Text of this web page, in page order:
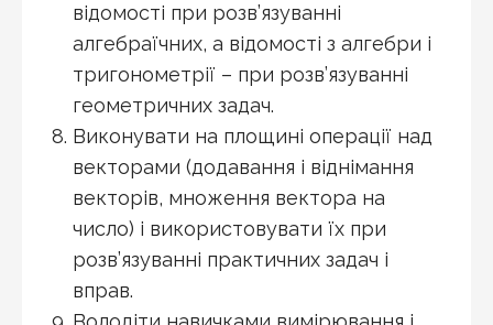
відомості при розв’язуванні
алгебраїчних, а відомості з алгебри і
тригонометрії – при розв’язуванні
геометричних задач.
Виконувати на площині операції над
векторами (додавання і віднімання
векторів, множення вектора на
число) і використовувати їх при
розв’язуванні практичних задач і
вправ.